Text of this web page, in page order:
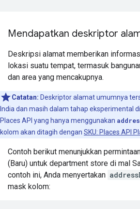
Mendapatkan deskriptor
Deskripsi alamat memberikan
lokasi suatu tempat, termasuk
dan area yang mencakupnya.
Catatan: Deskriptor alamat umumnya
India dan masih dalam tahap eksperimental
Places API yang hanya menggunakan
kolom akan ditagih dengan SKU: Places API
Contoh berikut menunjukkan
(Baru) untuk department store di mal
contoh ini, Anda menyertakan
mask kolom: